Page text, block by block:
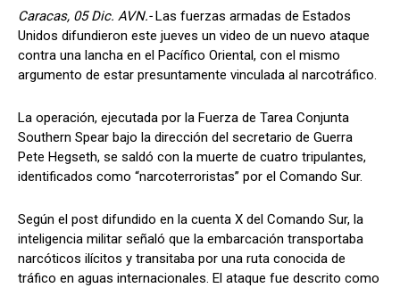
Caracas, 05 Dic. AVN.-Las fuerzas armadas de Estados
Unidos difundieron este jueves un video de un nuevo ataque
contra una lancha en el Pacífico Oriental, con el mismo
argumento de estar presuntamente vinculada al narcotráfico.
La operación, ejecutada por la Fuerza de Tarea Conjunta
Southern Spear bajo la dirección del secretario de Guerra
Pete Hegseth, se saldó con la muerte de cuatro tripulantes,
identificados como “narcoterroristas” por el Comando Sur.
Según el post difundido en la cuenta X del Comando Sur, la
inteligencia militar señaló que la embarcación transportaba
narcóticos ilícitos y transitaba por una ruta conocida de
tráfico en aguas internacionales. El ataque fue descrito como